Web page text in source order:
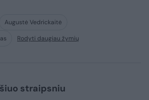
Augustė Vedrickaitė
Rodyti daugiau žymių
straipsniu